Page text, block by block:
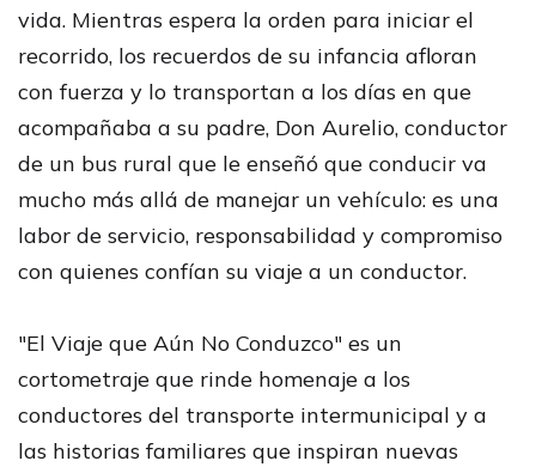
vida. Mientras espera la orden para iniciar el
recorrido, los recuerdos de su infancia afloran
con fuerza y lo transportan a los días en que
acompañaba a su padre, Don Aurelio, conductor
de un bus rural que le enseñó que conducir va
mucho más allá de manejar un vehículo: es una
labor de servicio, responsabilidad y compromiso
con quienes confían su viaje a un conductor.
"El Viaje que Aún No Conduzco" es un
cortometraje que rinde homenaje a los
conductores del transporte intermunicipal y a
las historias familiares que inspiran nuevas